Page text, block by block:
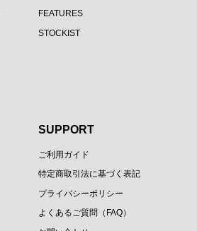
FEATURES
STOCKIST
SUPPORT
ご利用ガイド
特定商取引法に基づく表記
プライバシーポリシー
よくあるご質問（FAQ）